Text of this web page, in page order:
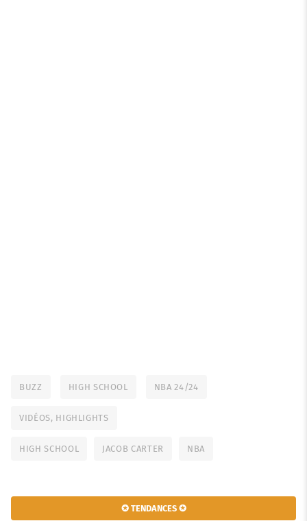
BUZZ HIGH SCHOOL NBA 24/24
VIDÉOS, HIGHLIGHTS
HIGH SCHOOL JACOB CARTER NBA
✪ TENDANCES ✪